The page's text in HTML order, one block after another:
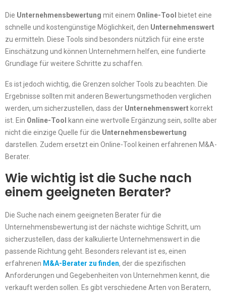
Die Unternehmensbewertung mit einem Online-Tool
bietet eine
schnelle und kostengünstige Möglichkeit, den Unternehmenswert
zu ermitteln. Diese Tools sind besonders nützlich für eine erste
Einschätzung und können Unternehmern helfen, eine fundierte
Grundlage für weitere Schritte zu schaffen.
Es ist jedoch wichtig, die Grenzen solcher Tools zu beachten. Die
Ergebnisse sollten mit anderen Bewertungsmethoden verglichen
werden, um sicherzustellen, dass der Unternehmenswert korrekt
ist. Ein Online-Tool
kann eine wertvolle Ergänzung sein, sollte aber
nicht die einzige Quelle für die Unternehmensbewertung
darstellen. Zudem ersetzt ein Online-Tool keinen erfahrenen M&A-
Berater.
Wie wichtig ist die Suche nach
einem geeigneten Berater?
Die Suche nach einem geeigneten Berater für die
Unternehmensbewertung ist der nächste wichtige Schritt, um
sicherzustellen, dass der kalkulierte Unternehmenswert in die
passende Richtung geht. Besonders relevant ist es, einen
erfahrenen M&A-Berater zu finden, der die spezifischen
Anforderungen und Gegebenheiten von Unternehmen kennt, die
verkauft werden sollen. Es gibt verschiedene Arten von Beratern,